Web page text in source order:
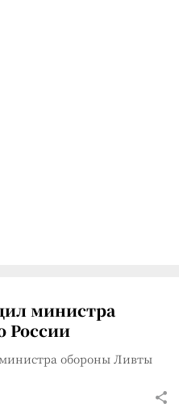
министра
России
обороны Ливты